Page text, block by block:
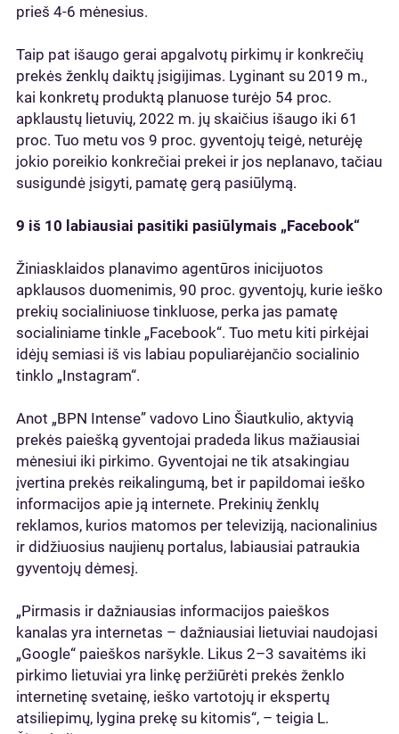
prieš 4-6 mėnesius.
Taip pat išaugo gerai apgalvotų pirkimų ir konkrečių
prekės ženklų daiktų įsigijimas. Lyginant su 2019 m.,
kai konkretų produktą planuose turėjo 54 proc.
apklaustų lietuvių, 2022 m. jų skaičius išaugo iki 61
proc. Tuo metu vos 9 proc. gyventojų teigė, neturėję
jokio poreikio konkrečiai prekei ir jos neplanavo, tačiau
susigundė įsigyti, pamatę gerą pasiūlymą.
9 iš 10 labiausiai pasitiki pasiūlymais „Facebook“
Žiniasklaidos planavimo agentūros inicijuotos
apklausos duomenimis, 90 proc. gyventojų, kurie ieško
prekių socialiniuose tinkluose, perka jas pamatę
socialiniame tinkle „Facebook“. Tuo metu kiti pirkėjai
idėjų semiasi iš vis labiau populiarėjančio socialinio
tinklo „Instagram“.
Anot „BPN Intense” vadovo Lino Šiautkulio, aktyvią
prekės paiešką gyventojai pradeda likus mažiausiai
mėnesiui iki pirkimo. Gyventojai ne tik atsakingiau
įvertina prekės reikalingumą, bet ir papildomai ieško
informacijos apie ją internete. Prekinių ženklų
reklamos, kurios matomos per televiziją, nacionalinius
ir didžiuosius naujienų portalus, labiausiai patraukia
gyventojų dėmesį.
„Pirmasis ir dažniausias informacijos paieškos
kanalas yra internetas – dažniausiai lietuviai naudojasi
„Google“ paieškos naršykle. Likus 2–3 savaitėms iki
pirkimo lietuviai yra linkę peržiūrėti prekės ženklo
internetinę svetainę, ieško vartotojų ir ekspertų
atsiliepimų, lygina prekę su kitomis“, – teigia L.